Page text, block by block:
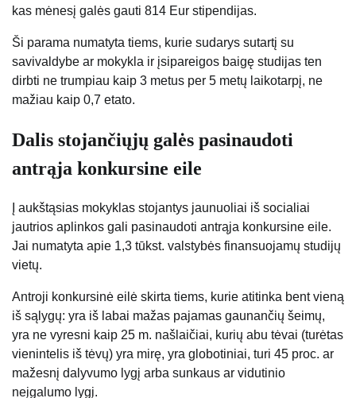
kas mėnesį galės gauti 814 Eur stipendijas.
Ši parama numatyta tiems, kurie sudarys sutartį su
savivaldybe ar mokykla ir įsipareigos baigę studijas ten
dirbti ne trumpiau kaip 3 metus per 5 metų laikotarpį, ne
mažiau kaip 0,7 etato.
Dalis stojančiųjų galės pasinaudoti
antrąja konkursine eile
Į aukštąsias mokyklas stojantys jaunuoliai iš socialiai
jautrios aplinkos gali pasinaudoti antrąja konkursine eile.
Jai numatyta apie 1,3 tūkst. valstybės finansuojamų studijų
vietų.
Antroji konkursinė eilė skirta tiems, kurie atitinka bent vieną
iš sąlygų: yra iš labai mažas pajamas gaunančių šeimų,
yra ne vyresni kaip 25 m. našlaičiai, kurių abu tėvai (turėtas
vienintelis iš tėvų) yra mirę, yra globotiniai, turi 45 proc. ar
mažesnį dalyvumo lygį arba sunkaus ar vidutinio
neįgalumo lygį.